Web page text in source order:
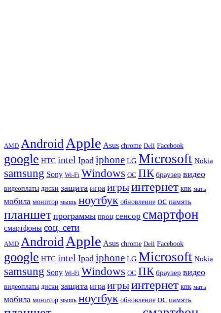
AMD Android Apple Asus chrome Dell Facebook
google HTC intel Ipad iphone LG Microsoft Nokia
samsung Sony Wi-Fi Windows ОС ПК браузер видео
видеоплаты диски защита игра игрыинтернет кпк мать
мобила монитор мышь ноутбук обновление ос память
планшет программы проц сенсор смартфон
смартфоны соц. сети
AMD Android Apple Asus chrome Dell Facebook
google HTC intel Ipad iphone LG Microsoft Nokia
samsung Sony Wi-Fi Windows ОС ПК браузер видео
видеоплаты диски защита игра игрыинтернет кпк мать
мобила монитор мышь ноутбук обновление ос память